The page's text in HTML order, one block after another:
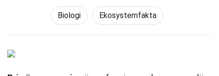
Biologi Ekosystemfakta